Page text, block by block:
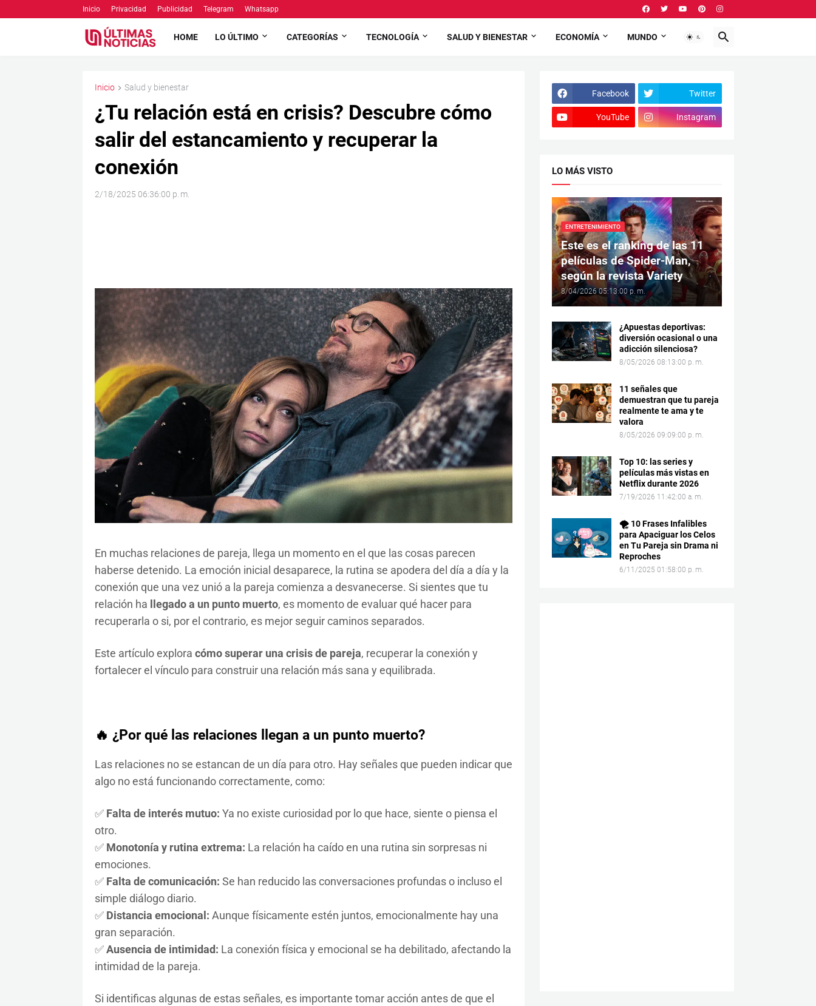
Inicio Privacidad Publicidad Telegram Whatsapp
HOME LO ÚLTIMO CATEGORÍAS TECNOLOGÍA SALUD Y BIENESTAR ECONOMÍA MUNDO
Inicio Salud y bienestar
¿Tu relación está en crisis? Descubre cómo
salir del estancamiento y recuperar la
conexión
2/18/2025 06:36:00 p. m.
En muchas relaciones de pareja, llega un momento en el que las cosas parecen
haberse detenido. La emoción inicial desaparece, la rutina se apodera del día a día y la
conexión que una vez unió a la pareja comienza a desvanecerse. Si sientes que tu
relación ha
llegado a un punto muerto, es momento de evaluar qué hacer para
recuperarla o si, por el contrario, es mejor seguir caminos separados.
Este artículo explora cómo superar una crisis de pareja, recuperar la conexión y
fortalecer el vínculo para construir una relación más sana y equilibrada.
🔥 ¿Por qué las relaciones llegan a un punto muerto?
Las relaciones no se estancan de un día para otro. Hay señales que pueden indicar que
algo no está funcionando correctamente, como:
✅ Falta de interés mutuo: Ya no existe curiosidad por lo que hace, siente o piensa el
otro.
✅ Monotonía y rutina extrema: La relación ha caído en una rutina sin sorpresas ni
emociones.
✅ Falta de comunicación: Se han reducido las conversaciones profundas o incluso el
simple diálogo diario.
✅ Distancia emocional: Aunque físicamente estén juntos, emocionalmente hay una
gran separación.
✅Ausencia de intimidad: La conexión física y emocional se ha debilitado, afectando la
intimidad de la pareja.
Si identificas algunas de estas señales, es importante tomar acción antes de que el
Facebook Twitter
YouTube Instagram
LO MÁS VISTO
ENTRETENIMIENTO
Este es el ranking de las 11
películas de Spider-Man,
según la revista Variety
8/04/2026 05:13:00 p. m.
¿Apuestas deportivas:
diversión ocasional o una
adicción silenciosa?
8/05/2026 08:13:00 p. m.
11 señales que
demuestran que tu pareja
realmente te ama y te
valora
8/05/2026 09:09:00 p. m.
Top 10: las series y
películas más vistas en
Netflix durante 2026
7/19/2026 11:42:00 a. m.
🌪️ 10 Frases Infalibles
para Apaciguar los Celos
en Tu Pareja sin Drama ni
Reproches
6/11/2025 01:58:00 p. m.